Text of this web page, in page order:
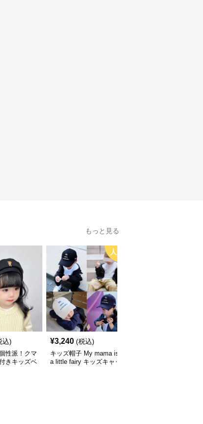
もっと見る
込)
性派！クマ
きキッズベ
人気
¥3,240 (税込)
キッズ帽子 My mama is
a little fairy キッズキャッ